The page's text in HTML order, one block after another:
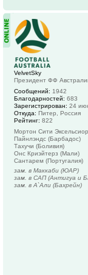
VelvetSky
Президент ФФ
Сообщений: 1942
Благодарностей: 683
Зарегистрирован: 24
Откуда: Питер, Россия
Рейтинг: 822
Мортон Сити
Пайнлэндс (Барбадос)
Тахучи (Боливия)
Онс Криэйтерз (Мали)
Сантарем (Португалия)
зам. в Маккаби (ЮАР)
зам. в САП (Антигуа и
зам. в А`Али (Бахрейн)